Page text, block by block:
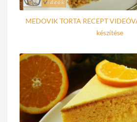
MEDOVIK TORTA RECEPT
készítése